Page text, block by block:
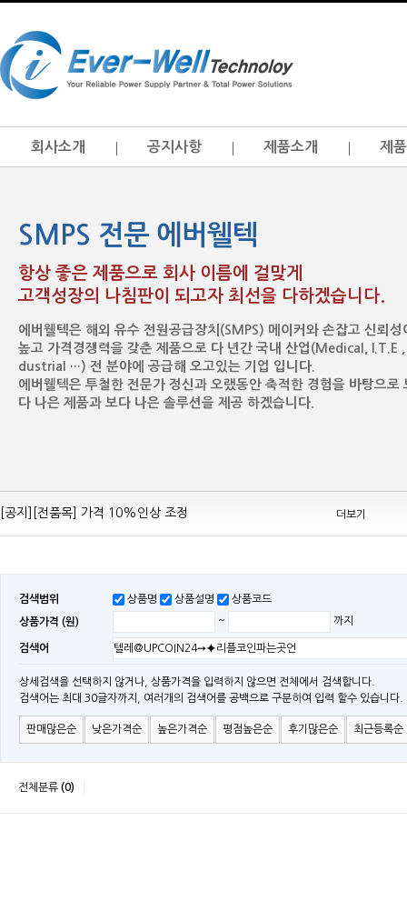
회사소개 공지사항 제품소개 제
SMPS 전문 에버웰텍
항상 좋은 제품으로 회사 이름에 걸맞게
고객성장의 나침판이 되고자 최선을 다하겠습니다.
에버웰텍은 해외 유수 전원공급장치(SMPS) 메이커와 손잡고 신뢰성
높고 가격경쟁력을 갖춘 제품으로 다 년간 국내 산업(Medical, I.T.E
dustrial …) 전 분야에 공급해 오고있는 기업 입니다.
에버웰텍은 투철한 전문가 정신과 오랬동안 축적한 경험을 바탕으로
다 나은 제품과 보다 나은 솔루션을 제공 하겠습니다.
[공지][Mean Well 제품 전품목] 10% 가격 인하 조정
[공지][전품목] 가격 10%인상 조정
[공지][민웰] 전품목 가격 조정의건
[민웰] RS 모델 출시
[공지]SMPS 저가형 [기획상품] 출시
[공지]12W~300W Medical Adapter"2017 NEW MODEL"[ADT] 출시
[공지][민웰] [민웰] 인버터 "정현파 / 유사 정현파" 시리즈 제품을 출시
[공지][민웰] LED 방수형 (CLG / CEN / HLG)시리즈 제품 출시
더보기
검색범위 상품명 상품설명 상품코드
상품가격 (원) ~ 까지
검색어
상세검색을 선택하지 않거나, 상품가격을 입력하지 않으면 전체에서 검색합니다.
검색어는 최대 30글자까지, 여러개의 검색어를 공백으로 구분하여 입력 할수 있습니다.
판매많은순 낮은가격순 높은가격순 평점높은순 후기많은순 최근등록순
전체분류 (0)